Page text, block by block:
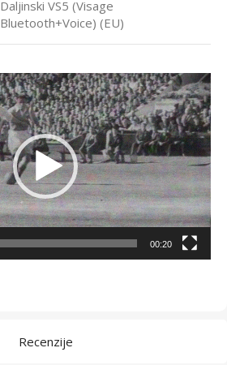
Recenzije
Daljinski VS5 (Visage
Bluetooth+Voice) (EU)
00:20